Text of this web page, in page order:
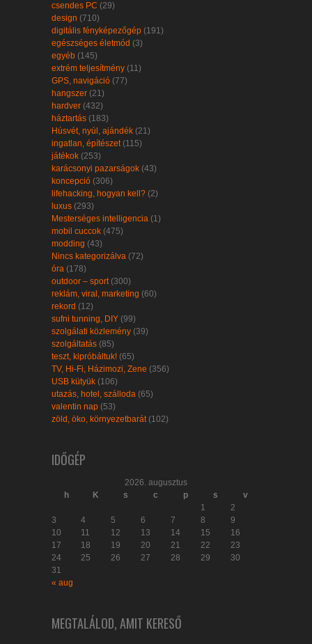
csendes PC (29)
design (710)
digitális fényképezőgép (191)
egészséges életmód (3)
egyéb (145)
extrém teljesítmény (11)
GPS, navigáció (77)
hangszer (21)
hardver (432)
háztartás (183)
Húsvét, nyúl, ajándék (21)
ingatlan, építészet(115)
játékok (253)
karácsonyi pazarságok (43)
koncepció (306)
lifehacking, hogyan kell? (2)
luxus (293)
Mesterséges intelligencia (1)
mobil cuccok (475)
modding (43)
Nincs kategorizálva (72)
óra (178)
outdoor – sport(300)
reklám, viral, marketing (60)
rekord (12)
sufni tunning, DIY (99)
szolgálati közlemény (39)
szolgáltatás (85)
teszt, kipróbáltuk! (65)
TV, Hi-Fi, Házimozi, Zene (356)
USB kütyük (106)
utazás, hotel, szálloda (65)
valentin nap (53)
zöld, öko, környezetbarát(102)
IDŐGÉP
2026. augusztus
h
K s c p s
v
1
2
3
4 5 6 7 8
9
10
11 12 13 14 15
16
17
18 19 20 21 22
23
24
25 26 27 28 29
30
31
« aug
MEGTALÁLOD, AMIT KERESŐ